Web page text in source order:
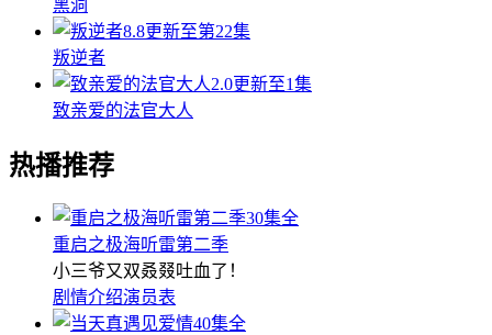
黑洞
8.8更新至第22集
叛逆者
2.0更新至1集
致亲爱的法官大人
热播推荐
30集全
重启之极海听雷第二季
小三爷又双叒叕吐血了！
剧情介绍演员表
40集全